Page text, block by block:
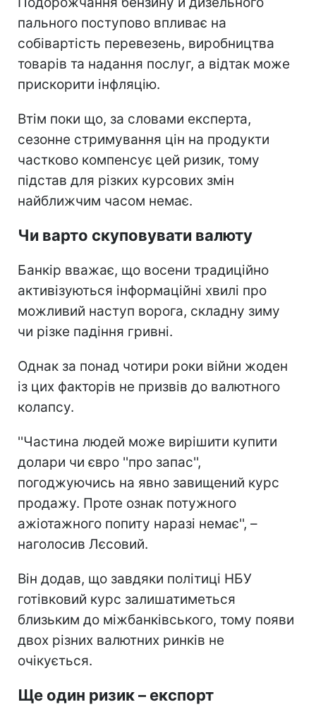
пального поступово впливає на
собівартість перевезень, виробництва
товарів та надання послуг, а відтак може
прискорити інфляцію.
Втім поки що, за словами експерта,
сезонне стримування цін на продукти
частково компенсує цей ризик, тому
підстав для різких курсових змін
найближчим часом немає.
Чи варто скуповувати валюту
Банкір вважає, що восени традиційно
активізуються інформаційні хвилі про
можливий наступ ворога, складну зиму
чи різке падіння гривні.
Однак за понад чотири роки війни жоден
із цих факторів не призвів до валютного
колапсу.
''Частина людей може вирішити купити
долари чи євро ''про запас'',
погоджуючись на явно завищений курс
продажу. Проте ознак потужного
ажіотажного попиту наразі немає'', –
наголосив Лєсовий.
Він додав, що завдяки політиці НБУ
готівковий курс залишатиметься
близьким до міжбанківського, тому появи
двох різних валютних ринків не
очікується.
Ще один ризик – експорт